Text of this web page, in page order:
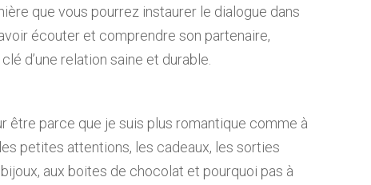
que vous pourrez instaurer le dialogue dans
écouter et comprendre son partenaire,
d’une relation saine et durable.
être parce que je suis plus romantique comme à
petites attentions, les cadeaux, les sorties
aux boites de chocolat et pourquoi pas à